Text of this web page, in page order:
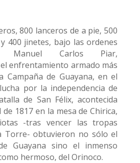
800 lanceros de a pie, 500
400 jinetes, bajo las ordenes
Manuel Carlos Piar,
enfrentamiento armado más
Campaña de Guayana, en el
por la independencia de
de San Félix, acontecida
1817 en la mesa de Chirica,
-tras vencer las tropas
Torre- obtuvieron no sólo el
Guayana sino el inmenso
hermoso, del Orinoco.